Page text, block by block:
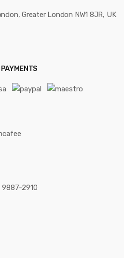
Greater London NW1 8JR, UK
2910